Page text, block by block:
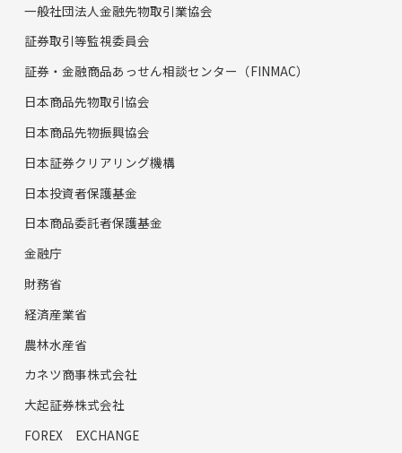
一般社団法人金融先物取引業協会
証券取引等監視委員会
証券・金融商品あっせん相談センター（FINMAC）
日本商品先物取引協会
日本商品先物振興協会
日本証券クリアリング機構
日本投資者保護基金
日本商品委託者保護基金
金融庁
財務省
経済産業省
農林水産省
カネツ商事株式会社
大起証券株式会社
FOREX EXCHANGE